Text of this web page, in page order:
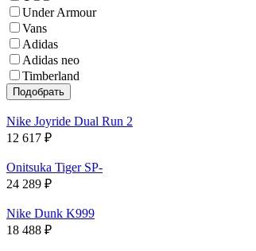
Under Armour
Vans
Adidas
Adidas neo
Timberland
Nike Joyride Dual Run 2
12 617 ₽
Onitsuka Tiger SP-
24 289 ₽
Nike Dunk K999
18 488 ₽